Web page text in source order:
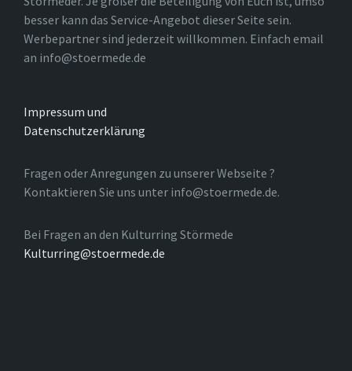
besser kann das Service-Angebot dieser Seite sein.
Werbepartner sind jederzeit willkommen. Einfach email
an info@stoermede.de
Impressum und
Datenschutzerklärung
Fragen oder Anregungen zu unserer Webseite ?
Kontaktieren Sie uns unter info@stoermede.de.
Bei Fragen an den Kulturring Störmede
Kulturring@stoermede.de